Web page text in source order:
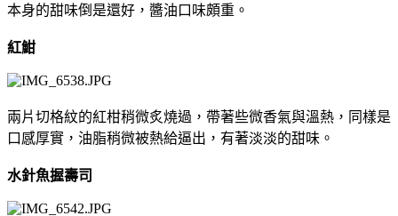
本身的甜味倒是還好，醬油口味頗重。
紅魽
兩片切格紋的紅柑稍微炙燒過，帶著些微香氣與溫熱，同樣是
口感厚實，油脂稍微被熱給逼出，有著淡淡的甜味。
水針魚握壽司